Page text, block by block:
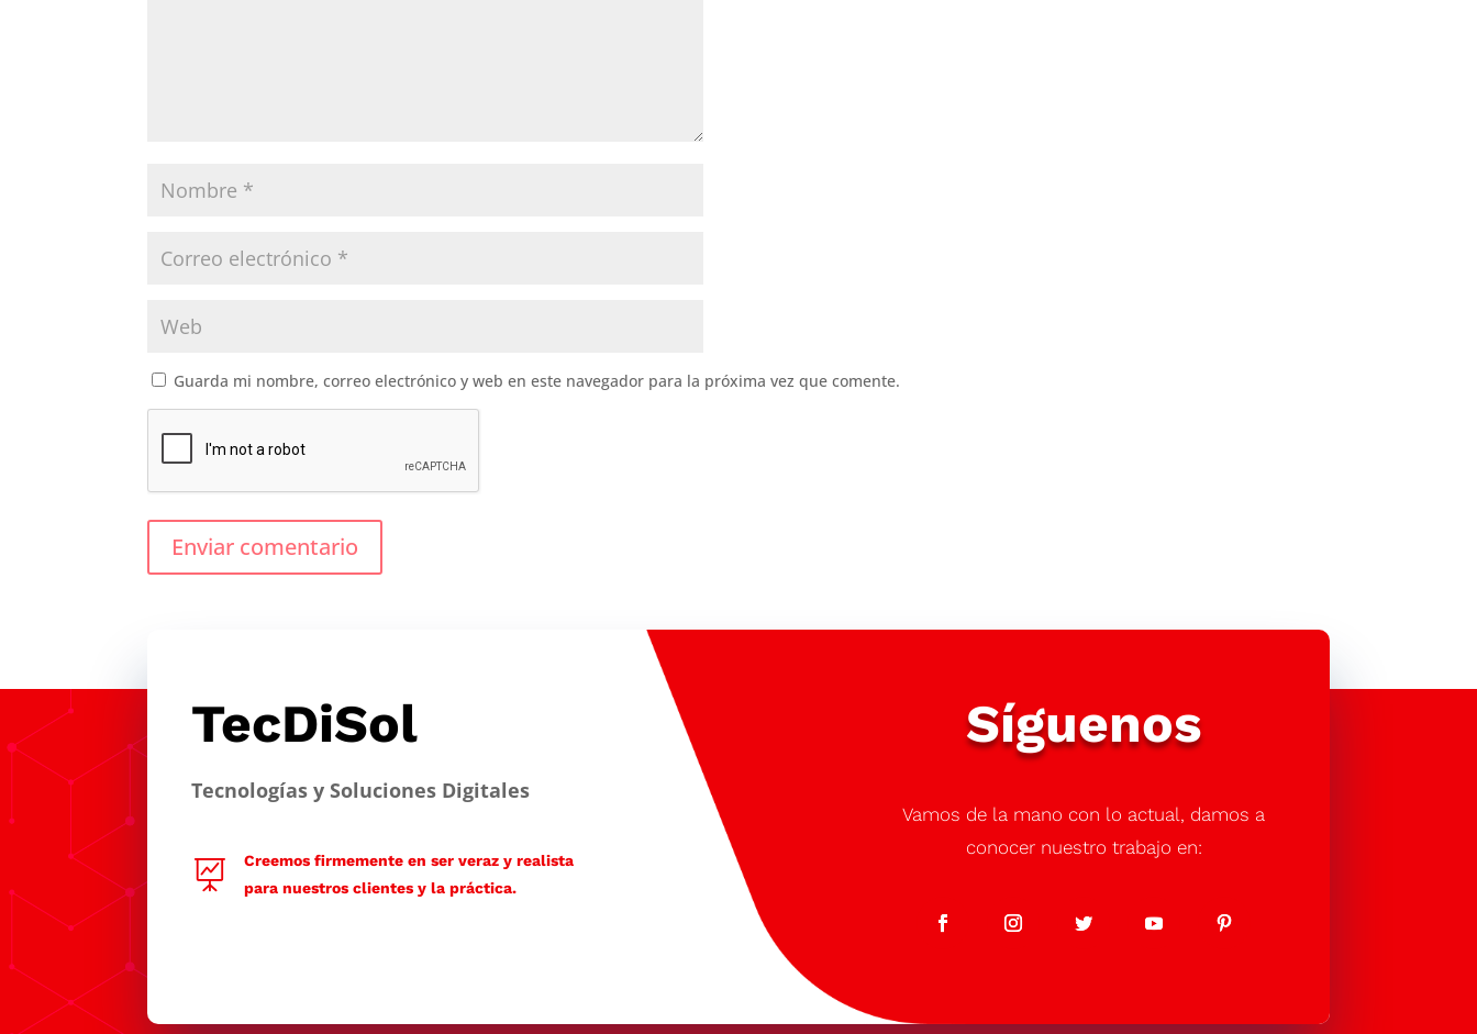
Guarda mi nombre, correo electrónico y web en este navegador para la próxima vez que comente.
Enviar comentario
TecDiSol
Tecnologías y Soluciones Digitales

Creemos firmemente en ser veraz y realista
para nuestros clientes y la práctica.
Síguenos
Vamos de la mano con lo actual, damos a
conocer nuestro trabajo en: